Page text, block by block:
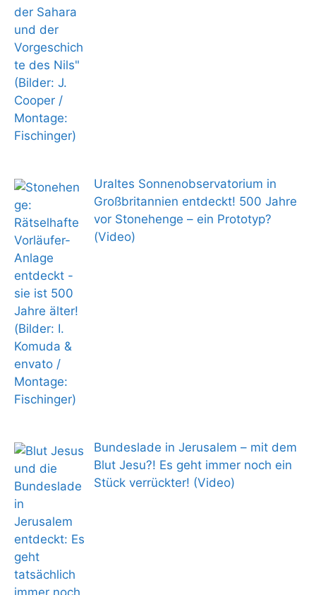
Uraltes Sonnenobservatorium in
Großbritannien entdeckt! 500 Jahre
vor Stonehenge – ein Prototyp?
(Video)
Bundeslade in Jerusalem – mit dem
Blut Jesu?! Es geht immer noch ein
Stück verrückter! (Video)